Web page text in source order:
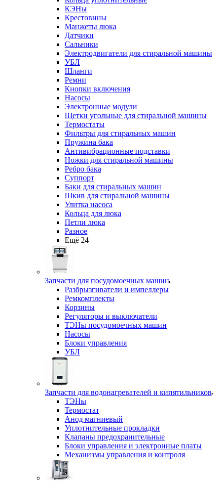
КЭНы
Крестовины
Манжеты люка
Датчики
Сальники
Электродвигатели для стиральной машины
УБЛ
Шланги
Ремни
Кнопки включения
Насосы
Электронные модули
Щетки угольные для стиральной машины
Термостаты
Фильтры для стиральных машин
Пружина бака
Антивибрационные подставки
Ножки для стиральной машины
Ребро бака
Суппорт
Баки для стиральных машин
Шкив для стиральной машины
Улитка насоса
Кольца для люка
Петли люка
Разное
Ещё 24
Запчасти для посудомоечных машин
Разбрызгиватели и импеллеры
Ремкомплекты
Корзины
Регуляторы и выключатели
ТЭНы посудомоечных машин
Насосы
Блоки управления
УБЛ
Запчасти для водонагревателей и кипятильников
ТЭНы
Термостат
Анод магниевый
Уплотнительные прокладки
Клапаны предохранительные
Блоки управления и электронные платы
Механизмы управления и контроля